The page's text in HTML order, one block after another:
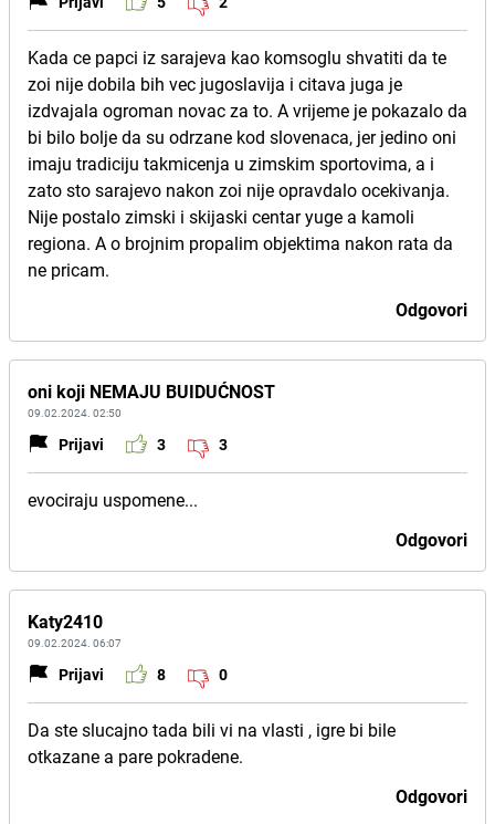
Kada ce papci iz sarajeva kao komsoglu shvatiti da te
zoi nije dobila bih vec jugoslavija i citava juga je
izdvajala ogroman novac za to. A vrijeme je pokazalo da
bi bilo bolje da su odrzane kod slovenaca, jer jedino oni
imaju tradiciju takmicenja u zimskim sportovima, a i
zato sto sarajevo nakon zoi nije opravdalo ocekivanja.
Nije postalo zimski i skijaski centar yuge a kamoli
regiona. A o brojnim propalim objektima nakon rata da
ne pricam.
Odgovori
oni koji NEMAJU BUIDUĆNOST
09.02.2024. 02:50
Prijavi 3 3
evociraju uspomene...
Odgovori
Katy2410
09.02.2024. 06:07
Prijavi 8 0
Da ste slucajno tada bili vi na vlasti , igre bi bile
otkazane a pare pokradene.
Odgovori